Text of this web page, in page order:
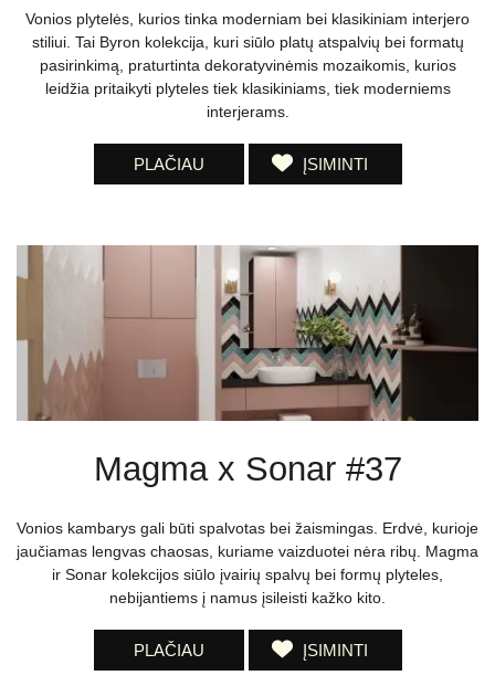
Vonios plytelės, kurios tinka moderniam bei klasikiniam interjero
stiliui. Tai Byron kolekcija, kuri siūlo platų atspalvių bei formatų
pasirinkimą, praturtinta dekoratyvinėmis mozaikomis, kurios
leidžia pritaikyti plyteles tiek klasikiniams, tiek moderniems
interjerams.
PLAČIAU ĮSIMINTI
Magma x Sonar #37
Vonios kambarys gali būti spalvotas bei žaismingas. Erdvė, kurioje
jaučiamas lengvas chaosas, kuriame vaizduotei nėra ribų. Magma
ir Sonar kolekcijos siūlo įvairių spalvų bei formų plyteles,
nebijantiems į namus įsileisti kažko kito.
PLAČIAU ĮSIMINTI